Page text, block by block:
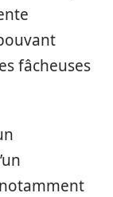
fâcheuses